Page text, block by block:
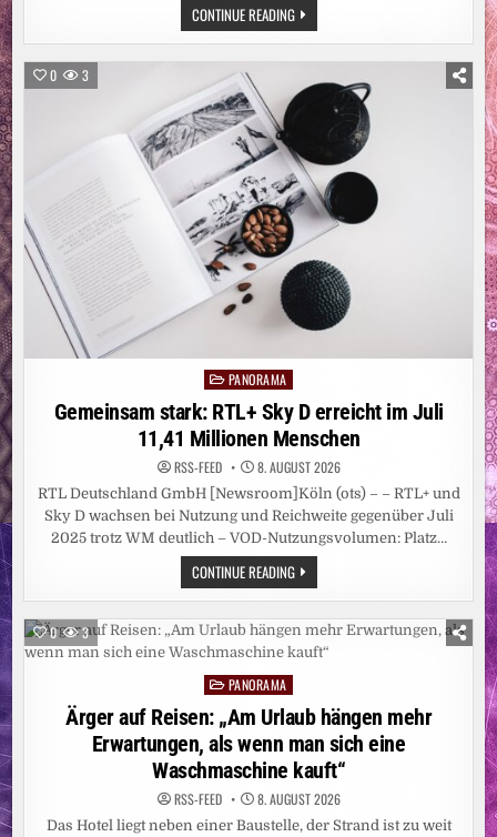
CONTINUE READINGITALIEN:
WALDBRAND
AM
ALS
200
MENSCHEN
SICHERHEIT
GEBRACHT
0 3
Posted
in
PANORAMA
Gemeinsam stark: RTL+ Sky D erreicht im Juli
11,41 Millionen Menschen
RSS-FEED 8. AUGUST 2026
RTL Deutschland GmbH [Newsroom]Köln (ots) – – RTL+ und
Sky D wachsen bei Nutzung und Reichweite gegenüber Juli
2025 trotz WM deutlich – VOD-Nutzungsvolumen: Platz…
CONTINUE READINGGEMEINSAM
STARK:
RTL+
D
ERREICHT
IM
MENSCHEN
0 3
PostedPANORAMA
Ärger auf Reisen: „Am Urlaub hängen mehr
Erwartungen, als wenn man sich eine
Waschmaschine kauft“
RSS-FEED 8. AUGUST 2026
Das Hotel liegt neben einer Baustelle, der Strand ist zu weit